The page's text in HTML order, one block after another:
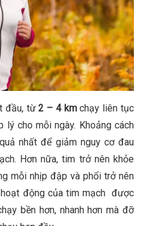
đầu, từ2 – 4 kmchạy liên tục
lý cho mỗi ngày. Khoảng cách
nhất để giảm nguy cơ đau
Hơn nữa, tim trở nên khỏe
mỗi nhịp đập và phổi trở nên
hoạt động của tim mạch được
bền hơn, nhanh hơn mà đỡ